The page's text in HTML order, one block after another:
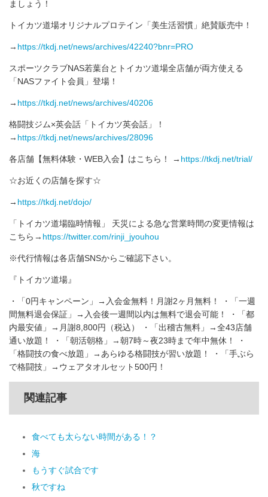
ましょう！
トイカツ道場オリジナルプロテイン「美生活習慣」絶賛販売中！
→ https://tkdj.net/news/archives/42240?bnr=PRO
スポーツクラブNAS若葉台とトイカツ道場全店舗が両方使える
「NASファイト会員」登場！
→ https://tkdj.net/news/archives/40206
格闘技ジム×英会話「トイカツ英会話」！
→ https://tkdj.net/news/archives/28096
各店舗【無料体験・WEB入会】はこちら！ → https://tkdj.net/trial/
☆お近くの店舗を探す☆
→ https://tkdj.net/dojo/
「トイカツ道場臨時情報」 天災による急な営業時間の変更情報は
こちら→ https://twitter.com/rinji_jyouhou
※代行情報は各店舗SNSからご確認下さい。
『トイカツ道場』
・「0円キャンペーン」→入会金無料！月謝2ヶ月無料！ ・「一週
間無料退会保証」→入会後一週間以内は無料で退会可能！ ・「都
内最安値」→月謝8,800円（税込） ・「出稽古無料」→全43店舗
通い放題！ ・「朝活朝格」→朝7時～夜23時まで年中無休！ ・
「格闘技の食べ放題」→あらゆる格闘技が習い放題！ ・「手ぶら
で格闘技」→ウェアタオルセット500円！
関連記事
食べても太らない時間がある！？
海
もうすぐ試合です
秋ですね